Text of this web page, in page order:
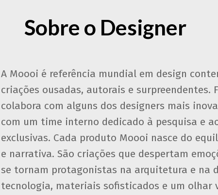
Sobre o Designer
A Moooi é referência mundial em design
criações ousadas, autorais e surpreendentes.
colabora com alguns dos designers mais
com um time interno dedicado à pesquisa e
exclusivas. Cada produto Moooi nasce do
e narrativa. São criações que despertam
se tornam protagonistas na arquitetura e na
tecnologia, materiais sofisticados e um olhar